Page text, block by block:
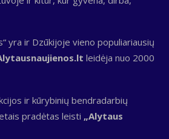
yra ir Dzūkijoje vieno populiariausių
leidėja nuo 2000
ir kūrybinių bendradarbių
pradėtas leisti „Alytaus